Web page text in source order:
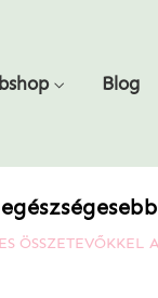
Blog
ÖSSZETEVŐKKEL